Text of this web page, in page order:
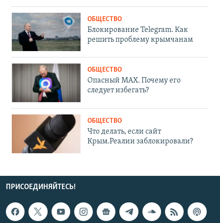
ОБЩЕСТВО
Блокирование Telegram. Как
решить проблему крымчанам
ОБЩЕСТВО
Опасный MAX. Почему его
следует избегать?
ОБЩЕСТВО
Что делать, если сайт
Крым.Реалии заблокировали?
ПРИСОЕДИНЯЙТЕСЬ!